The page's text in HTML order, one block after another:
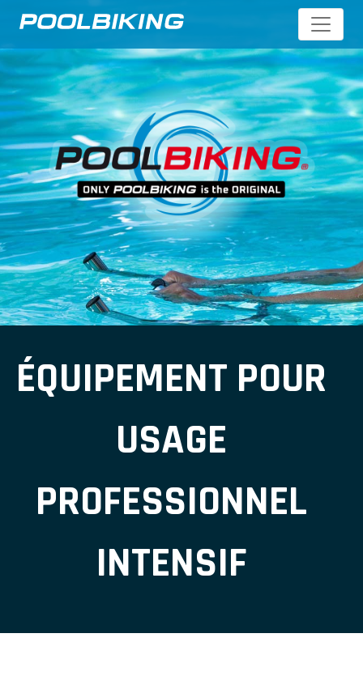
ÉQUIPEMENT POUR
USAGE
PROFESSIONNEL
INTENSIF